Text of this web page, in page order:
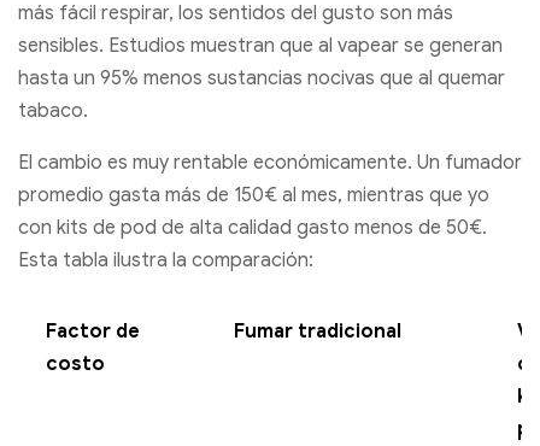
más fácil respirar, los sentidos del gusto son más
sensibles. Estudios muestran que al vapear se generan
hasta un 95% menos sustancias nocivas que al quemar
tabaco.
El cambio es muy rentable económicamente. Un fumador
promedio gasta más de 150€ al mes, mientras que yo
con kits de pod de alta calidad gasto menos de 50€.
Esta tabla ilustra la comparación:
Factor de
costo
Fumar tradicional